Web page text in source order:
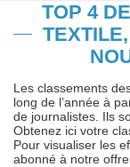
TOP 4
Les classements
long de l’année à
de journalistes. Ils
Obtenez ici votre
Pour visualiser les
abonné à notre